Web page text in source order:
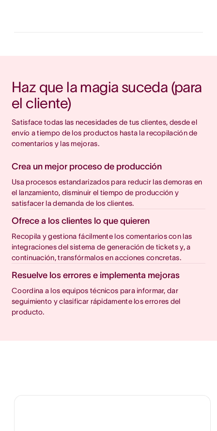
Haz que la magia suceda (para
el cliente)
Satisface todas las necesidades de tus clientes, desde el
envío a tiempo de los productos hasta la recopilación de
comentarios y las mejoras.
Crea un mejor proceso de producción
Usa procesos estandarizados para reducir las demoras en
el lanzamiento, disminuir el tiempo de producción y
satisfacer la demanda de los clientes.
Ofrece a los clientes lo que quieren
Recopila y gestiona fácilmente los comentarios con las
integraciones del sistema de generación de tickets y, a
continuación, transfórmalos en acciones concretas.
Resuelve los errores e implementa mejoras
Coordina a los equipos técnicos para informar, dar
seguimiento y clasificar rápidamente los errores del
producto.